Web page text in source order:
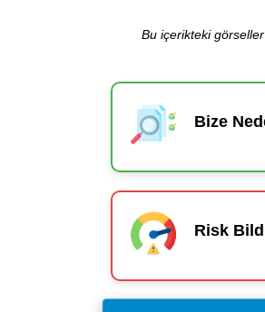
Bu içerikteki
Bize
Risk